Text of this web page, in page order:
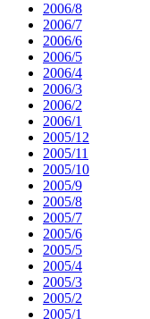
2006/8
2006/7
2006/6
2006/5
2006/4
2006/3
2006/2
2006/1
2005/12
2005/11
2005/10
2005/9
2005/8
2005/7
2005/6
2005/5
2005/4
2005/3
2005/2
2005/1